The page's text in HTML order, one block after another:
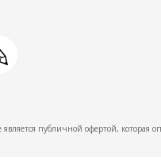
публичной офертой, которая